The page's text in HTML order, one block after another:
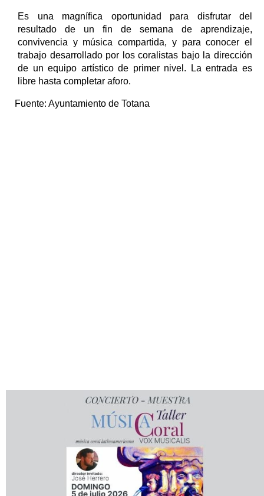
Es una magnífica oportunidad para disfrutar del
resultado de un fin de semana de aprendizaje,
convivencia y música compartida, y para conocer el
trabajo desarrollado por los coralistas bajo la dirección
de un equipo artístico de primer nivel. La entrada es
libre hasta completar aforo.
Fuente: Ayuntamiento de Totana